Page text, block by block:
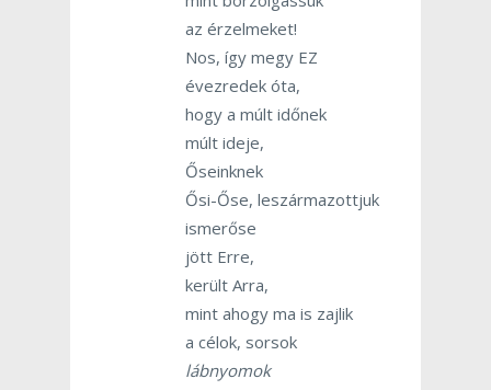
az érzelmeket!
Nos, így megy EZ
évezredek óta,
hogy a múlt időnek
múlt ideje,
Őseinknek
Ősi-Őse, leszármazottjuk
ismerőse
jött Erre,
került Arra,
mint ahogy ma is zajlik
a célok, sorsok
lábnyomok